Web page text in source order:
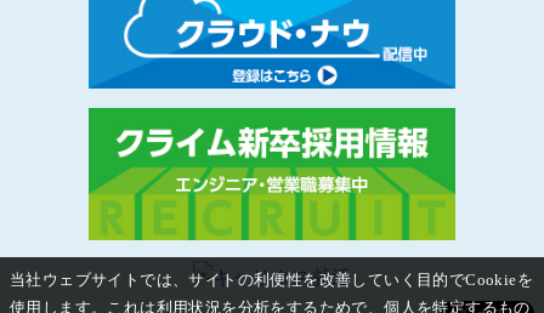
当社ウェブサイトでは、サイトの利便性を改善していく目的でCookieを
使用します。これは利用状況を分析をするためで、個人を特定するもの